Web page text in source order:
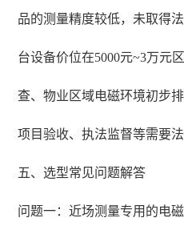
品的测量精度较低，未取得
台设备价位在5000元~3万元
查、物业区域电磁环境初步
项目验收、执法监督等需要
五、选型常见问题解答
问题一：近场测量专用的电